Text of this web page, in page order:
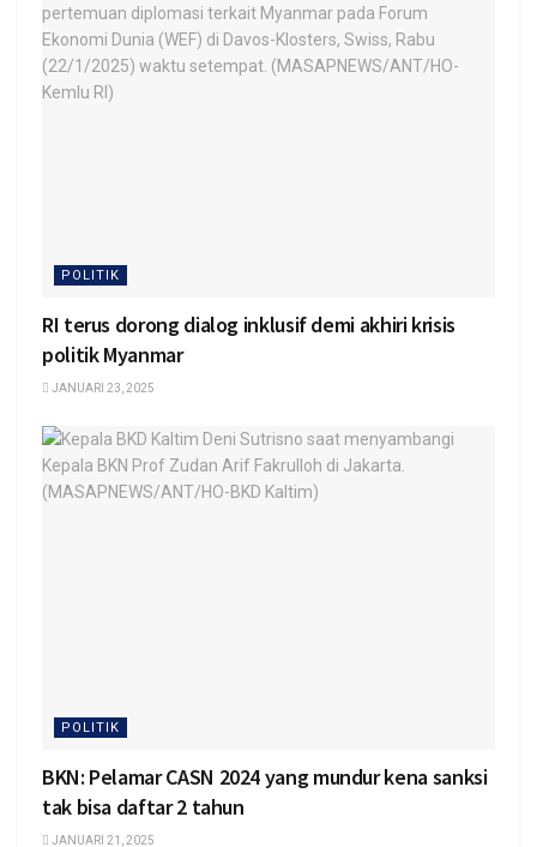
POLITIK
RI terus dorong dialog inklusif demi akhiri krisis
politik Myanmar
JANUARI 23, 2025
POLITIK
BKN: Pelamar CASN 2024 yang mundur kena sanksi
tak bisa daftar 2 tahun
JANUARI 21, 2025